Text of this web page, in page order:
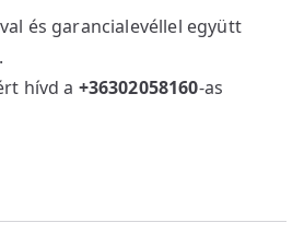
és garancialevéllel együtt
hívd a +36302058160-as